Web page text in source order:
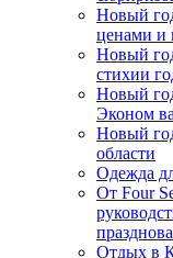
Новый
ценами и
Новый
стихии
Новый
Эконом
Новый
области
Одежда
От Four
Отдых в